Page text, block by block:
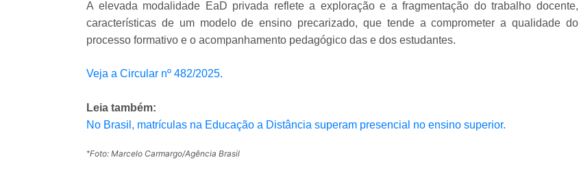
A elevada modalidade EaD privada reflete a exploração e a fragmentação do trabalho docente,
características de um modelo de ensino precarizado, que tende a comprometer a qualidade do
processo formativo e o acompanhamento pedagógico das e dos estudantes.
Veja a Circular nº 482/2025.
Leia também:
No Brasil, matrículas na Educação a Distância superam presencial no ensino superior.
*Foto: Marcelo Carmargo/Agência Brasil